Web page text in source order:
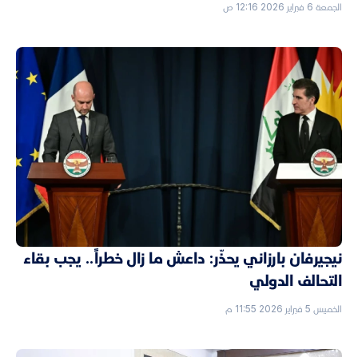
الجمعة 6 فبراير 2026 12:16 ص
نيجيرفان بارزاني يحذّر: داعش ما زال خطراً.. يجب بقاء
التحالف الدولي
الخميس 5 فبراير 2026 11:55 م